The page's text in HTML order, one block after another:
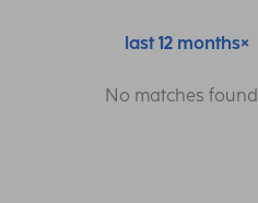
last 12 months
No matches found